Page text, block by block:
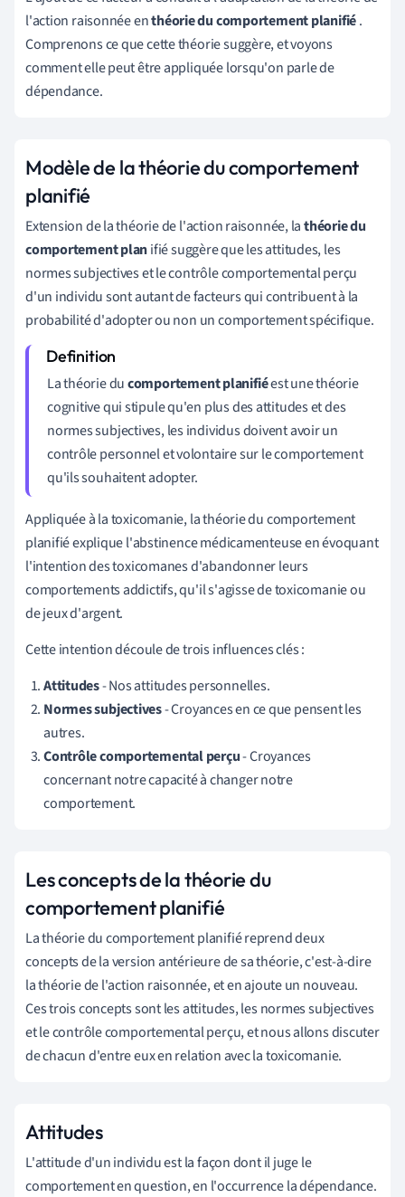
l'action raisonnée enthéorie du comportement planifié.
Comprenons ce que cette théorie suggère, et voyons
comment elle peut être appliquée lorsqu'on parle de
dépendance.
Modèle de la théorie du comportement
planifié
Extension de la théorie de l'action raisonnée, lathéorie du
comportement planifié suggère que les attitudes, les
normes subjectives et le contrôle comportemental perçu
d'un individu sont autant de facteurs qui contribuent à la
probabilité d'adopter ou non un comportement spécifique.
La théorie ducomportement planifiéest une théorie
cognitive qui stipule qu'en plus des attitudes et des
normes subjectives, les individus doivent avoir un
contrôle personnel et volontaire sur le comportement
qu'ils souhaitent adopter.
Appliquée à la toxicomanie, la théorie du comportement
planifié explique l'abstinence médicamenteuse en évoquant
l'intention des toxicomanes d'abandonner leurs
comportements addictifs, qu'il s'agisse de toxicomanie ou
de jeux d'argent.
Cette intention découle de trois influences clés :
Attitudes- Nos attitudes personnelles.
Normes subjectives- Croyances en ce que pensent les
autres.
Contrôle comportemental perçu- Croyances
concernant notre capacité à changer notre
comportement.
Les concepts de la théorie du
comportement planifié
La théorie du comportement planifié reprend deux
concepts de la version antérieure de sa théorie, c'est-à-dire
la théorie de l'action raisonnée, et en ajoute un nouveau.
Ces trois concepts sont les attitudes, les normes subjectives
et le contrôle comportemental perçu, et nous allons discuter
de chacun d'entre eux en relation avec la toxicomanie.
Attitudes
L'attitude d'un individu est la façon dont il juge le
comportement en question, en l'occurrence la dépendance.